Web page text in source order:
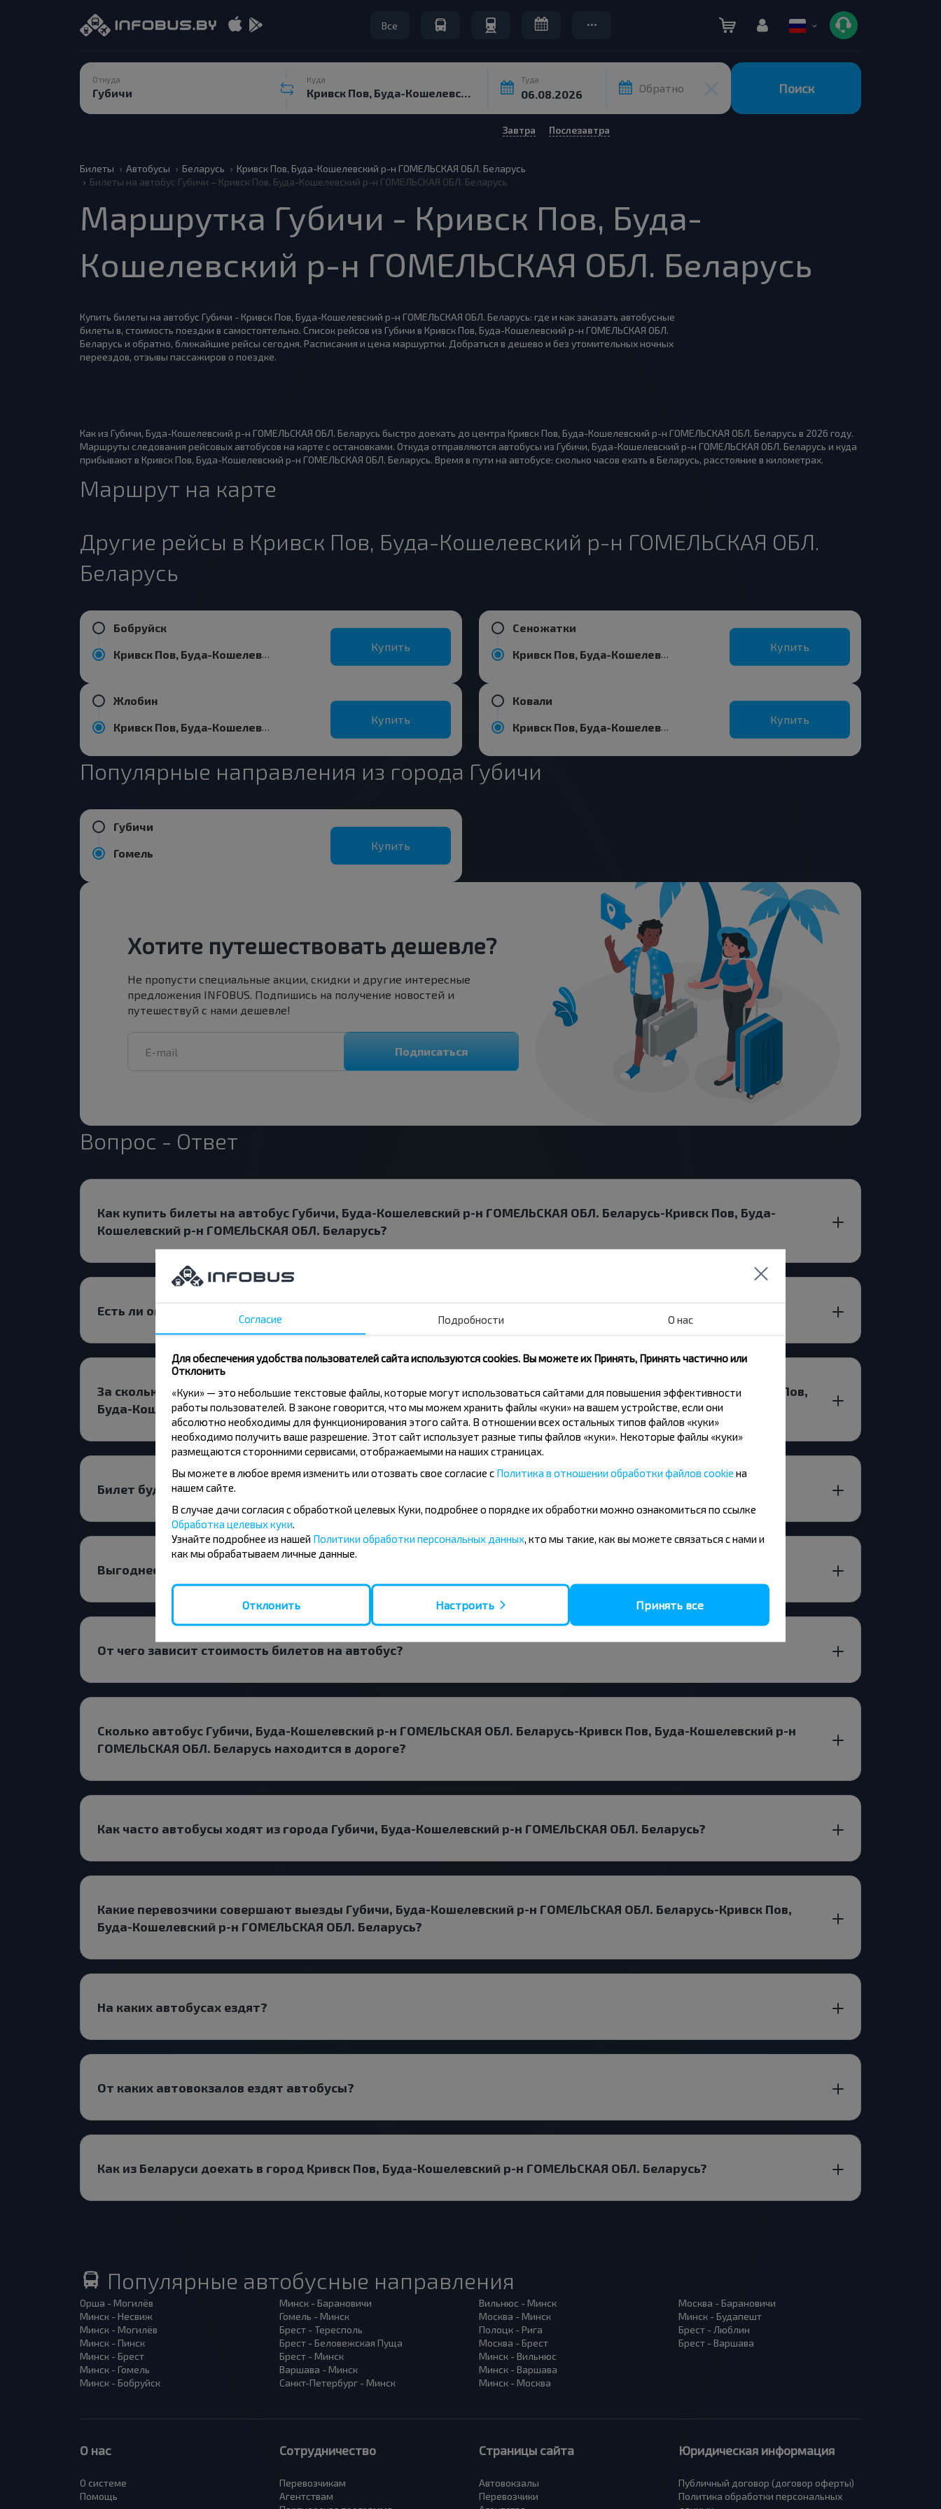
Все
Откуда Куда Туда
Обратно Поиск
Завтра Послезавтра
Билеты Автобусы Беларусь
Кривск Пов, Буда-Кошелевский р-н ГОМЕЛЬСКАЯ ОБЛ. Беларусь
Билеты на автобус Губичи – Кривск Пов, Буда-Кошелевский р-н ГОМЕЛЬСКАЯ ОБЛ. Беларусь
Маршрутка Губичи - Кривск Пов, Буда-
Кошелевский р-н ГОМЕЛЬСКАЯ ОБЛ. Беларусь
Купить билеты на автобус Губичи - Кривск Пов, Буда-Кошелевский р-н ГОМЕЛЬСКАЯ ОБЛ. Беларусь: где и как заказать автобусные
билеты в, стоимость поездки в самостоятельно. Список рейсов из Губичи в Кривск Пов, Буда-Кошелевский р-н ГОМЕЛЬСКАЯ ОБЛ.
Беларусь и обратно, ближайшие рейсы сегодня. Расписания и цена маршуртки. Добраться в дешево и без утомительных ночных
переездов, отзывы пассажиров о поездке.
Как из Губичи, Буда-Кошелевский р-н ГОМЕЛЬСКАЯ ОБЛ. Беларусь быстро доехать до центра Кривск Пов, Буда-Кошелевский р-н ГОМЕЛЬСКАЯ ОБЛ. Беларусь в 2026 году.
Маршруты следования рейсовых автобусов на карте с остановками. Откуда отправляются автобусы из Губичи, Буда-Кошелевский р-н ГОМЕЛЬСКАЯ ОБЛ. Беларусь и куда
прибывают в Кривск Пов, Буда-Кошелевский р-н ГОМЕЛЬСКАЯ ОБЛ. Беларусь. Время в пути на автобусе: сколько часов ехать в Беларусь, расстояние в километрах.
Маршрут на карте
Другие рейсы в Кривск Пов, Буда-Кошелевский р-н ГОМЕЛЬСКАЯ ОБЛ.
Беларусь
Бобруйск
Кривск Пов, Буда-Кошелевский р-н ГОМЕЛЬСКАЯ ОБЛ. Беларусь
Купить
Жлобин
Кривск Пов, Буда-Кошелевский р-н ГОМЕЛЬСКАЯ ОБЛ. Беларусь
Купить
Сеножатки
Кривск Пов, Буда-Кошелевский р-н ГОМЕЛЬСКАЯ ОБЛ. Беларусь
Купить
Ковали
Кривск Пов, Буда-Кошелевский р-н ГОМЕЛЬСКАЯ ОБЛ. Беларусь
Купить
Популярные направления из города Губичи
Губичи
Гомель
Купить
Хотите путешествовать дешевле?
Не пропусти специальные акции, скидки и другие интересные
предложения INFOBUS. Подпишись на получение новостей и
путешествуй с нами дешевле!
Подписаться
Вопрос - Ответ
Как купить билеты на автобус Губичи, Буда-Кошелевский р-н ГОМЕЛЬСКАЯ ОБЛ. Беларусь-Кривск Пов, Буда-
Кошелевский р-н ГОМЕЛЬСКАЯ ОБЛ. Беларусь?
Есть ли ограничения на поездки по направлению?
За сколько дней до поездки искать билет Губичи, Буда-Кошелевский р-н ГОМЕЛЬСКАЯ ОБЛ. Беларусь-Кривск Пов,
Буда-Кошелевский р-н ГОМЕЛЬСКАЯ ОБЛ. Беларусь?
Билет будет дешевле на прямой рейс или с пересадками?
Выгоднее покупать билеты туда и обратно?
От чего зависит стоимость билетов на автобус?
Сколько автобус Губичи, Буда-Кошелевский р-н ГОМЕЛЬСКАЯ ОБЛ. Беларусь-Кривск Пов, Буда-Кошелевский р-н
ГОМЕЛЬСКАЯ ОБЛ. Беларусь находится в дороге?
Как часто автобусы ходят из города Губичи, Буда-Кошелевский р-н ГОМЕЛЬСКАЯ ОБЛ. Беларусь?
Какие перевозчики совершают выезды Губичи, Буда-Кошелевский р-н ГОМЕЛЬСКАЯ ОБЛ. Беларусь-Кривск Пов,
Буда-Кошелевский р-н ГОМЕЛЬСКАЯ ОБЛ. Беларусь?
На каких автобусах ездят?
От каких автовокзалов ездят автобусы?
Как из Беларуси доехать в город Кривск Пов, Буда-Кошелевский р-н ГОМЕЛЬСКАЯ ОБЛ. Беларусь?
Популярные автобусные направления
Орша - Могилёв
Минск - Несвиж
Минск - Могилёв
Минск - Пинск
Минск - Брест
Минск - Гомель
Минск - Бобруйск
Минск - Барановичи
Гомель - Минск
Брест - Тересполь
Брест - Беловежская Пуща
Брест - Минск
Варшава - Минск
Санкт-Петербург - Минск
Вильнюс - Минск
Москва - Минск
Полоцк - Рига
Москва - Брест
Минск - Вильнюс
Минск - Варшава
Минск - Москва
Москва - Барановичи
Минск - Будапешт
Брест - Люблин
Брест - Варшава
О нас
О системе
Помощь
Сотрудничество
Перевозчикам
Агентствам
Страницы сайта
Автовокзалы
Перевозчики
Юридическая информация
Публичный договор (договор оферты)
Политика обработки персональных
Согласие Подробности О нас
Для обеспечения удобства пользователей сайта используются cookies. Вы можете их Принять, Принять частично или
Отклонить
«Куки» — это небольшие текстовые файлы, которые могут использоваться сайтами для повышения эффективности
работы пользователей. В законе говорится, что мы можем хранить файлы «куки» на вашем устройстве, если они
абсолютно необходимы для функционирования этого сайта. В отношении всех остальных типов файлов «куки»
необходимо получить ваше разрешение. Этот сайт использует разные типы файлов «куки». Некоторые файлы «куки»
размещаются сторонними сервисами, отображаемыми на наших страницах.
Вы можете в любое время изменить или отозвать свое согласие с Политика в отношении обработки файлов cookie на
нашем сайте.
В случае дачи согласия с обработкой целевых Куки, подробнее о порядке их обработки можно ознакомиться по ссылке
Обработка целевых куки
Узнайте подробнее из нашей Политики обработки персональных данных , кто мы такие, как вы можете связаться с нами и
как мы обрабатываем личные данные.
Отклонить Настроить Принять все